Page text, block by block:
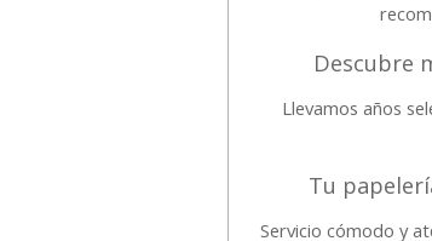
Descubre
Llevamos años
Tu
Servicio cómodo y